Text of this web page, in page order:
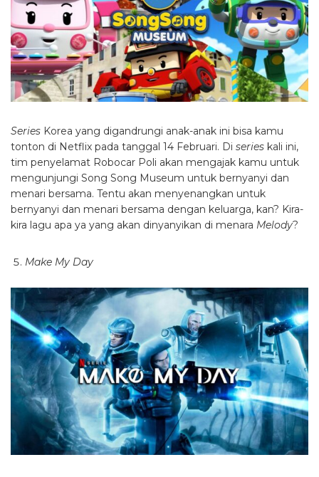
Series Korea yang digandrungi anak-anak ini bisa kamu
tonton di Netflix pada tanggal 14 Februari. Di series kali ini,
tim penyelamat Robocar Poli akan mengajak kamu untuk
mengunjungi Song Song Museum untuk bernyanyi dan
menari bersama. Tentu akan menyenangkan untuk
bernyanyi dan menari bersama dengan keluarga, kan? Kira-
kira lagu apa ya yang akan dinyanyikan di menara Melody?
Make My Day